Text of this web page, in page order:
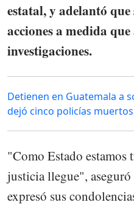
estatal, y adelantó
acciones a medida
investigaciones.
Detienen en Guatemala a
dejó cinco policías
"Como Estado estamos
justicia llegue",
expresó sus